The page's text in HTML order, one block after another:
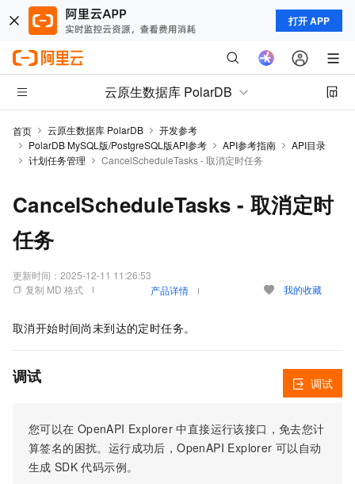
打开 APP
云原生数据库 PolarDB
首页 云原生数据库 PolarDB
开发参考
PolarDB MySQL版/PostgreSQL版API参考
API参考指南
API目录
计划任务管理
CancelScheduleTasks - 取消定时任务
CancelScheduleTasks - 取消定时
任务
更新时间： 2025-12-11 11:26:53
复制 MD 格式
产品详情 我的收藏
取消开始时间尚未到达的定时任务。
调试
您可以在 OpenAPI Explorer 中直接运行该接口，免去您计
算签名的困扰。运行成功后，OpenAPI Explorer 可以自动
生成 SDK 代码示例。
调试